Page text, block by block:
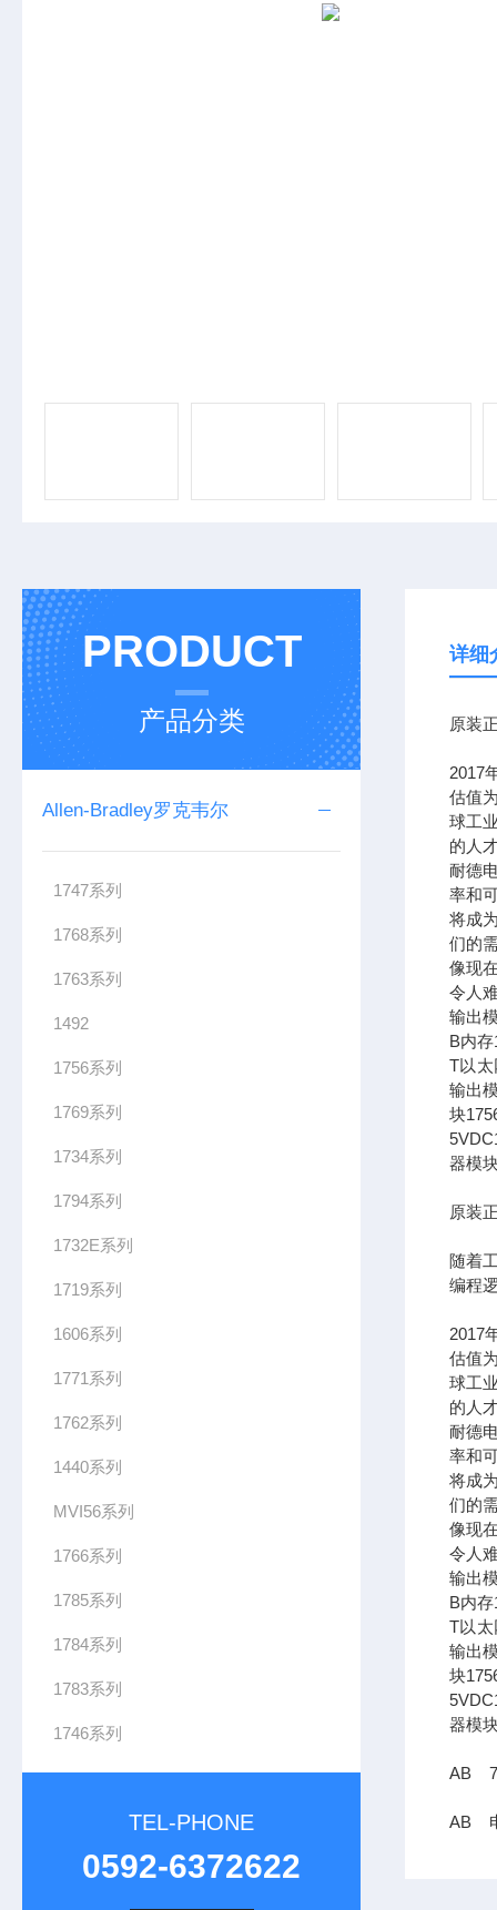
PRODUCT
产品分类
Allen-Bradley罗克韦尔
1747系列
1768系列
1763系列
1492
1756系列
1769系列
1734系列
1794系列
1732E系列
1719系列
1606系列
1771系列
1762系列
1440系列
MVI56系列
1766系列
1785系列
1784系列
1783系列
1746系列
TEL-PHONE
0592-6372622
详细
原装
2017
估值
球工
的人
耐德
率和
将成
们的
像现
令人
输出
B内
T以太
输出
块
器模
原装
随着
编程
2017
估值
球工
的人
耐德
率和
将成
们的
像现
令人
输出
B内
T以太
输出
块
器模
AB
AB